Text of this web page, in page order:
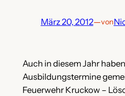
März 20, 2012—von
Auch in diesem Jahr
Ausbildungstermine
Feuerwehr Kruckow –